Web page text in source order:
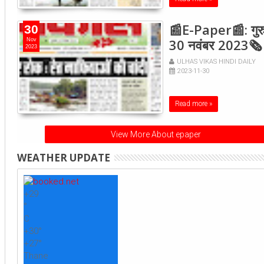
30
Nov
2023
📰E-Paper📰:
30 नवंबर 2023🗞
ULHAS VIKAS HINDI DAILY
2023-11-30
Read more »
View More About epaper
WEATHER UPDATE
+29
°
C
+30°
+27°
Thane